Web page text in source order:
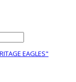
EAGLES"